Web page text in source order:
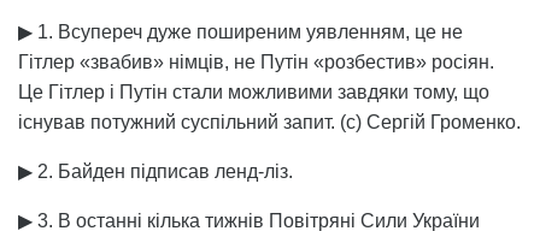
▶ 1. Всупереч дуже поширеним уявленням, це не
Гітлер «звабив» німців, не Путін «розбестив» росіян.
Це Гітлер і Путін стали можливими завдяки тому, що
існував потужний суспільний запит. (с) Сергій Громенко.
▶ 2. Байден підписав ленд-ліз.
▶ 3. В останні кілька тижнів Повітряні Сили України